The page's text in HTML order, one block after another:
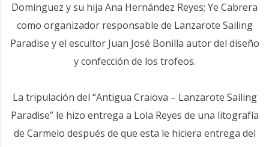
Domínguez y su hija Ana Hernández Reyes; Ye Cabrera
como organizador responsable de Lanzarote Sailing
Paradise y el escultor Juan José Bonilla autor del diseño
y confección de los trofeos.
La tripulación del “Antigua Craiova – Lanzarote Sailing
Paradise” le hizo entrega a Lola Reyes de una litografía
de Carmelo después de que esta le hiciera entrega del